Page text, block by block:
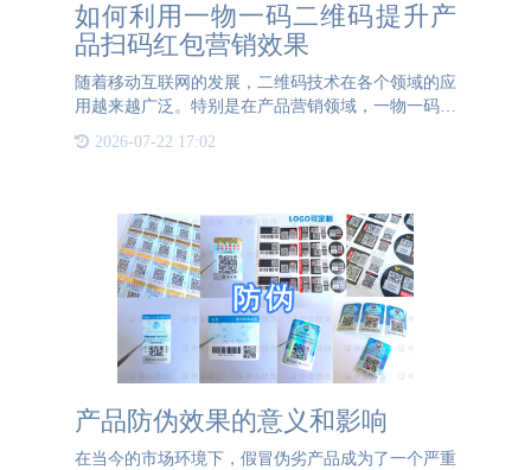
如何利用一物一码二维码提升产
品扫码红包营销效果
随着移动互联网的发展，二维码技术在各个领域的应
用越来越广泛。特别是在产品营销领域，一物一码二
维码成为了一种新的营销手段。本文将探讨一物一码
二维码在产品扫码红包营销方面的优势。首先，一物
2026-07-22 17:02
产品防伪效果的意义和影响
在当今的市场环境下，假冒伪劣产品成为了一个严重